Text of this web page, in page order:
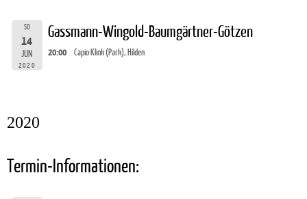
SO
14
JUN
2020
Gassmann-Wingold-Baumgärtner-Götzen
20:00 Capio Klink (Park), Hilden
2020
Termin-Informationen: